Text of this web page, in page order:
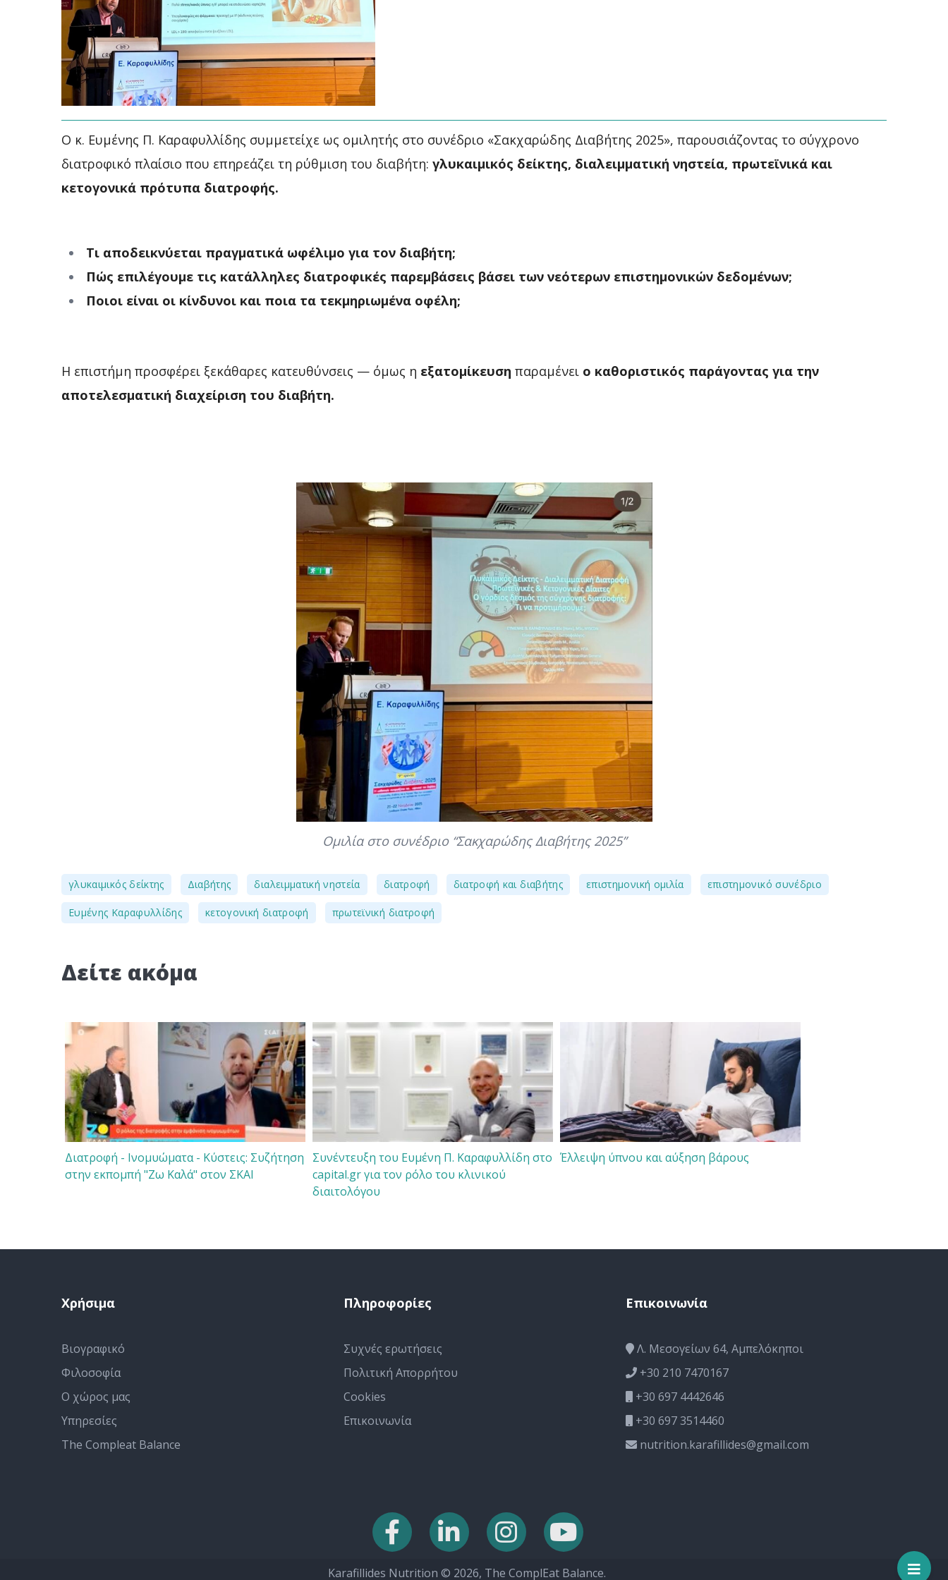
Ο κ. Ευμένης Π. Καραφυλλίδης συμμετείχε ως ομιλητής στο συνέδριο «Σακχαρώδης Διαβήτης 2025», παρουσιάζοντας το σύγχρονο
διατροφικό πλαίσιο που επηρεάζει τη ρύθμιση του διαβήτη: γλυκαιμικός δείκτης, διαλειμματική νηστεία, πρωτεϊνικά και
κετογονικά πρότυπα διατροφής.
Τι αποδεικνύεται πραγματικά ωφέλιμο για τον διαβήτη;
Πώς επιλέγουμε τις κατάλληλες διατροφικές παρεμβάσεις βάσει των νεότερων επιστημονικών δεδομένων;
Ποιοι είναι οι κίνδυνοι και ποια τα τεκμηριωμένα οφέλη;
Η επιστήμη προσφέρει ξεκάθαρες κατευθύνσεις — όμως η εξατομίκευση παραμένει ο καθοριστικός παράγοντας για την
αποτελεσματική διαχείριση του διαβήτη.
Ομιλία στο συνέδριο “Σακχαρώδης Διαβήτης 2025”
γλυκαιμικός δείκτης Διαβήτης διαλειμματική νηστεία διατροφή διατροφή και διαβήτης επιστημονική ομιλία επιστημονικό συνέδριο
Ευμένης Καραφυλλίδης κετογονική διατροφή πρωτεϊνική διατροφή
Δείτε ακόμα
Διατροφή - Ινομυώματα - Κύστεις: Συζήτηση
στην εκπομπή "Ζω Καλά" στον ΣΚΑΙ
Συνέντευξη του Ευμένη Π. Καραφυλλίδη στο
capital.gr για τον ρόλο του κλινικού
διαιτολόγου
Έλλειψη ύπνου και αύξηση βάρους
Χρήσιμα
Βιογραφικό
Φιλοσοφία
Ο χώρος μας
Υπηρεσίες
The Compleat Balance
Πληροφορίες
Συχνές ερωτήσεις
Πολιτική Απορρήτου
Cookies
Επικοινωνία
Επικοινωνία
Λ. Μεσογείων 64, Αμπελόκηποι
+30 210 7470167
+30 697 4442646
+30 697 3514460
nutrition.karafillides@gmail.com
Karafillides Nutrition © 2026, The ComplEat Balance.